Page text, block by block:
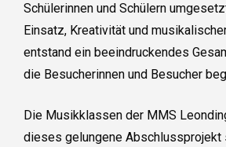
Schülerinnen und Schülern
Einsatz, Kreativität und
entstand ein beeindruckendes
die Besucherinnen und Besucher
Die Musikklassen der MMS
dieses gelungene Abschlussprojekt